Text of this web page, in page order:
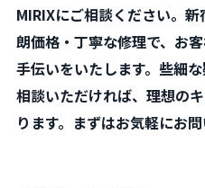
MIRIXにご相談ください。
朗価格・丁寧な修理で、お
手伝いをいたします。些細
相談いただければ、理想の
ります。まずはお気軽にお